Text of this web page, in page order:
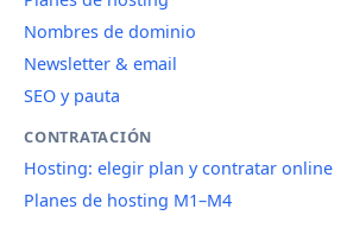
Nombres de dominio
Newsletter & email
SEO y pauta
CONTRATACIÓN
Hosting: elegir plan y contratar online
Planes de hosting M1–M4